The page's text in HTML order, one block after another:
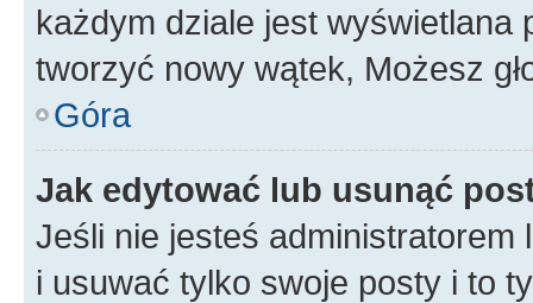
każdym dziale jest wyświetlana
tworzyć nowy wątek, Możesz
Góra
Jak edytować lub usunąć
Jeśli nie jesteś
i usuwać tylko swoje posty i to